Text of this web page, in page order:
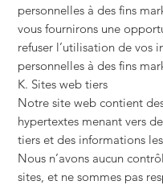
personnelles à des fins
vous fournirons une
refuser l’utilisation de vos
personnelles à des fins
K. Sites web tiers
Notre site web contient
hypertextes menant vers
tiers et des informations
Nous n’avons aucun
sites, et ne sommes pas